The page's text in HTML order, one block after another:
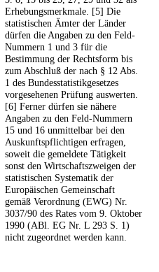
Erhebungsmerkmale. [5] Die
statistischen Ämter der Länder
dürfen die Angaben zu den Feld-
Nummern 1 und 3 für die
Bestimmung der Rechtsform bis
zum Abschluß der nach § 12 Abs.
1 des Bundesstatistikgesetzes
vorgesehenen Prüfung auswerten.
[6] Ferner dürfen sie nähere
Angaben zu den Feld-Nummern
15 und 16 unmittelbar bei den
Auskunftspflichtigen erfragen,
soweit die gemeldete Tätigkeit
sonst den Wirtschaftszweigen der
statistischen Systematik der
Europäischen Gemeinschaft
gemäß Verordnung (EWG) Nr.
3037/90 des Rates vom 9. Oktober
1990 (ABl. EG Nr. L 293 S. 1)
nicht zugeordnet werden kann.